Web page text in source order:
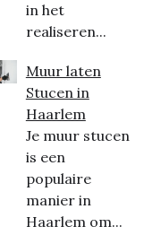
in het
realiseren...
Muur laten
Stucen in
Haarlem
Je muur stucen
is een
populaire
manier in
Haarlem om...